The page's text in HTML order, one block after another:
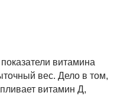
витамина
вес. Дело в том,
витамин Д,